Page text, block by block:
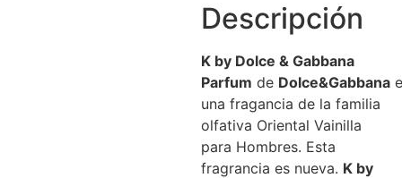
Descripción
K by Dolce & Gabbana
Parfum de Dolce&Gabbana
una fragancia de la familia
olfativa Oriental Vainilla
para Hombres. Esta
fragrancia es nueva. K by